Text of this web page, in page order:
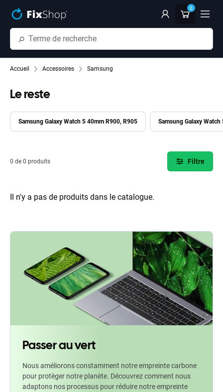
0
Accueil Accessoires Samsung
Le reste
Samsung Galaxy Watch 5 40mm R900, R905 Samsung Galaxy
0 de 0 produits Filtre
Il n'y a pas de produits dans le catalogue.
Passer au vert
Nous améliorons constamment notre empreinte carbone
pour protèger notre planète. Découvrez comment nous
adaptons nos processus pour réduire notre empreinte